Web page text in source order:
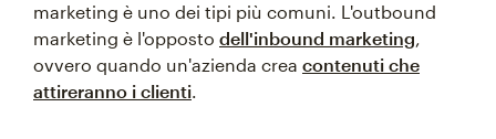
marketing è uno dei tipi più comuni. L'outbound
marketing è l'opposto dell'inbound marketing,
ovvero quando un'azienda crea contenuti che
attireranno i clienti.